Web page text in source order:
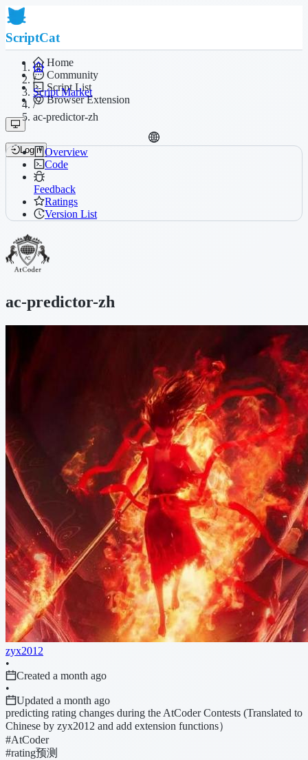
ScriptCat
Home
Community
Script List
Browser Extension
Login
/
Script Market
/
ac-predictor-zh
Overview
Code
Feedback
Ratings
Version List
ac-predictor-zh
zyx2012
•
Created a month ago
•
Updated a month ago
predicting rating changes during the AtCoder Contests (Translated to
Chinese by zyx2012 and add extension functions）
#AtCoder
#rating预测